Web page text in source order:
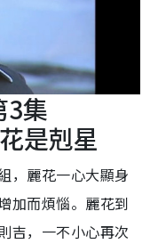
3集
是剋星
，麗花一心大顯身
加而煩惱。麗花到
吉，一不小心再次